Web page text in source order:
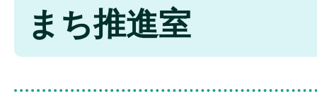
まち推進室